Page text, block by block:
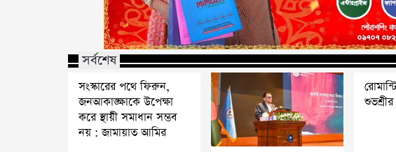
সর্বশেষ
সংস্কারের পথে ফিরুন,
জনআকাঙ্ক্ষাকে উপেক্ষা
করে স্থায়ী সমাধান সম্ভব
নয় : জামায়াত আমির